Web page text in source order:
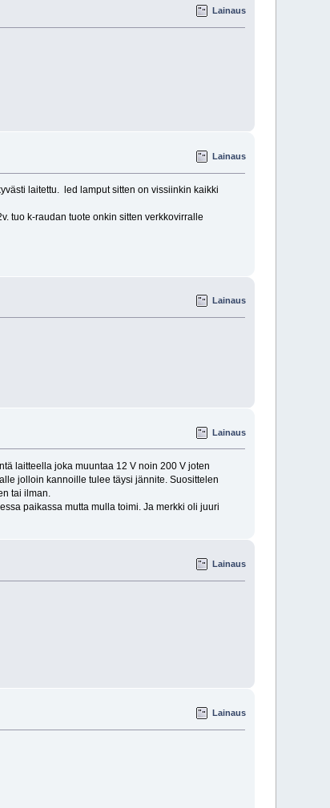
Lainaus
Lainaus
laitettu. led lamput sitten on vissiinkin kaikki
tuo k-raudan tuote onkin sitten verkkovirralle
Lainaus
Lainaus
laitteella joka muuntaa 12 V noin 200 V joten
jolloin kannoille tulee täysi jännite. Suosittelen
tai ilman.
paikassa mutta mulla toimi. Ja merkki oli juuri
Lainaus
Lainaus